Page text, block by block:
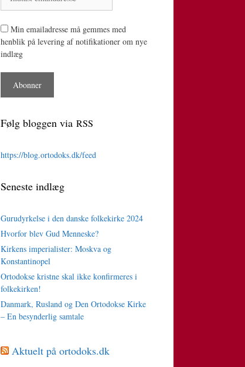
Min emailadresse må gemmes med
henblik på levering af notifikationer om nye
indlæg
Følg bloggen via RSS
https://blog.ortodoks.dk/feed
Seneste indlæg
Gurudyrkelse i den danske folkekirke 2024
Hvorfor blev Gud Menneske?
Kirkens imperialister: Moskva og
Konstantinopel
Ortodokse kristne skal ikke konfirmeres i
folkekirken!
Danmark, Rusland og Den Ortodokse Kirke
– En besynderlig samtale
Aktuelt på ortodoks.dk